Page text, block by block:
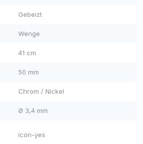
Gebeizt
Wenge
41 cm
50 mm
Chrom / Nickel
Ø 3,4 mm
icon-yes